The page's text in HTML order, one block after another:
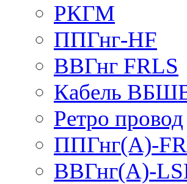
РКГМ
ППГнг-HF
ВВГнг FRLS
Кабель
Ретро провод
ППГнг(А)-
ВВГнг(А)-